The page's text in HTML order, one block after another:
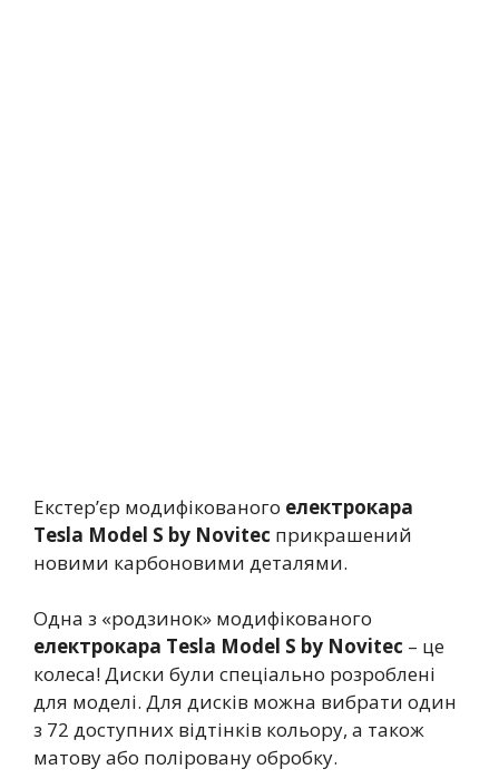
Екстер’єр модифікованого електрокара
Tesla Model S by Novitec прикрашений
новими карбоновими деталями.
Одна з «родзинок» модифікованого
електрокара Tesla Model S by Novitec – це
колеса! Диски були спеціально розроблені
для моделі. Для дисків можна вибрати один
з 72 доступних відтінків кольору, а також
матову або поліровану обробку.